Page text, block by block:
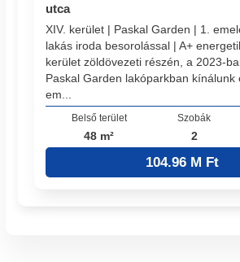
utca
XIV. kerület | Paskal Garden | 1.
lakás iroda besorolással | A+
kerület zöldövezeti részén, a 2023-
Paskal Garden lakóparkban kínálunk
em...
Belső terület
48 m²
Szobák
2
104.96 M Ft